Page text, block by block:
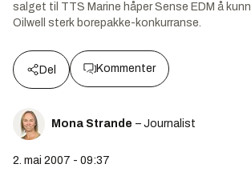
salget til TTS Marine håper Sense EDM å
Oilwell sterk borepakke-konkurranse.
Del Kommenter
Mona Strande – Journalist
2. mai 2007 - 09:37